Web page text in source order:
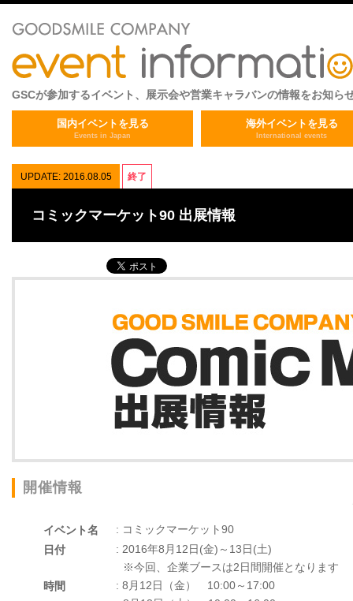
GSCが参加するイベント、展示会や営業キャラバンの情報をお知ら
国内イベントを見る
Events in Japan
海外イベントを見る
International events
UPDATE: 2016.08.05 終了
コミックマーケット90 出展情報
開催情報
イベント名
: コミックマーケット90
日付
: 2016年8月12日(金)～13日(土)
※今回、企業ブースは2日間開催となります
時間
: 8月12日（金） 10:00～17:00